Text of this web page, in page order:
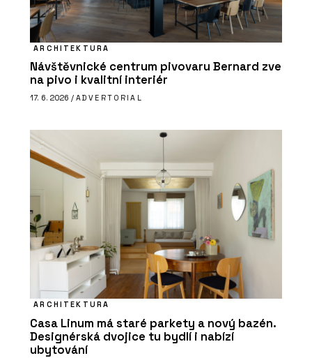
ARCHITEKTURA
Návštěvnické centrum pivovaru Bernard zve
na pivo i kvalitní interiér
17. 6. 2026 / ADVERTORIAL
ARCHITEKTURA
Casa Linum má staré parkety a nový bazén.
Designérská dvojice tu bydlí i nabízí
ubytování